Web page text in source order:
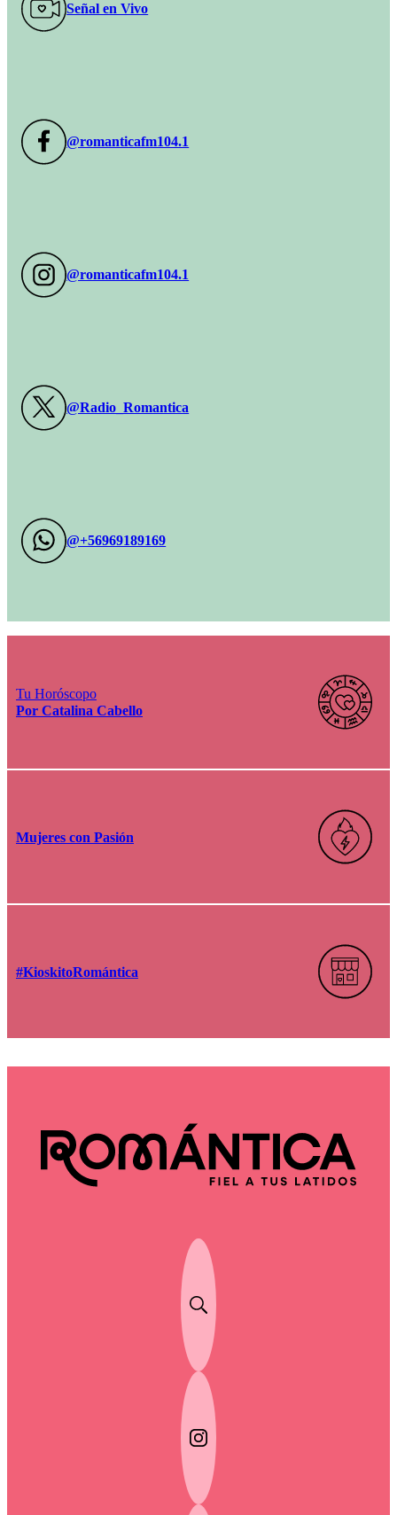
Señal en Vivo
@romanticafm104.1
@romanticafm104.1
@Radio_Romantica
@+56969189169
Tu Horóscopo
Por Catalina Cabello
Mujeres con Pasión
#KioskitoRomántica